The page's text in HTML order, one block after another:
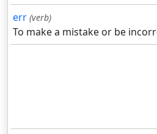
err (verb)
To make a mistake or be